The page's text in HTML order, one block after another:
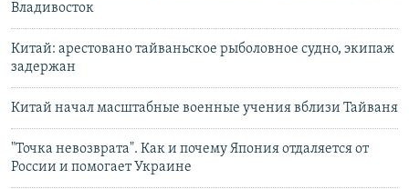
Владивосток
Китай: арестовано тайваньское рыболовное судно, экипаж
задержан
Китай начал масштабные военные учения вблизи Тайваня
"Точка невозврата". Как и почему Япония отдаляется от
России и помогает Украине